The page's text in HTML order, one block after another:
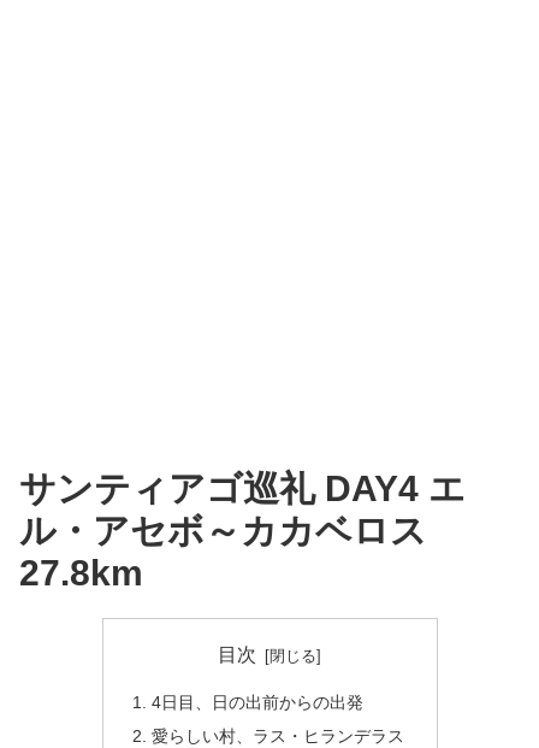
サンティアゴ巡礼 DAY4 エ
ル・アセボ～カカベロス
27.8km
目次
4日目、日の出前からの出発
愛らしい村、ラス・ヒランデラス